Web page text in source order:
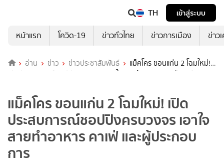
TH
เข้าสู่ระบบ
หน้าแรก
โควิด-19 ข่าวทั่วไทย ข่าวการเมือง ข่าว
อ่าน ข่าว ข่าวประชาสัมพันธ์
แม็คโคร ขอนแก่น 2 โฉมใหม่!
เปิดประสบการณ์ชอปปิงครบวงจร เอาใจสายทำอาหาร คาเฟ่ และผู้
แม็คโคร ขอนแก่น 2 โฉมใหม่! เปิด
ประสบการณ์ชอปปิงครบวงจร เอาใจ
สายทำอาหาร คาเฟ่ และผู้ประกอบ
การ